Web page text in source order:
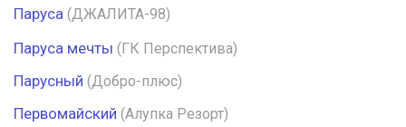
Паруса (ДЖАЛИТА-98)
Паруса мечты (ГК Перспектива)
Парусный (Добро-плюс)
Первомайский (Алупка Резорт)